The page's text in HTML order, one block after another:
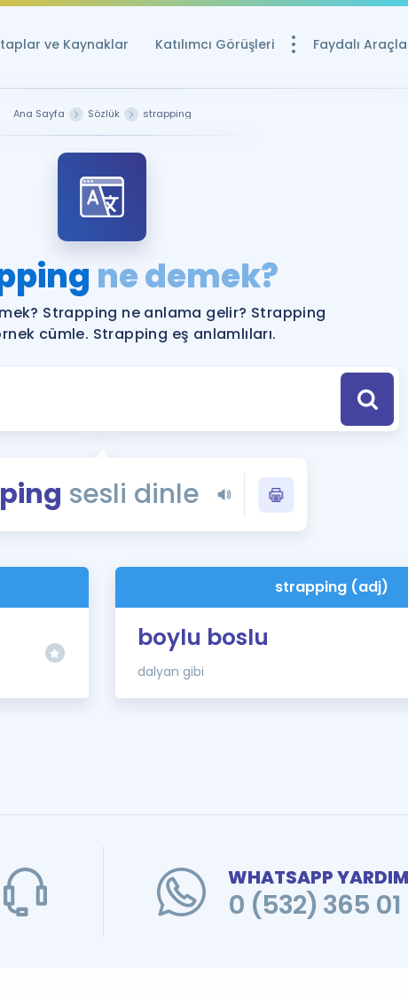
ve Kaynaklar Katılımcı Görüşleri Faydalı
YDS ve YÖKDİL Puan Hesaplama
YDS ve YÖKDİL'e Hazırlananlar için
Tüm ÖSYM Sınavları Tek Takvimde
YDS - YÖKDİL Tüm Sınavlarla İlgili
İngilizce Gramer
Remzi Hoca ile seni
Ana Sayfa Sözlük strapping
ne demek?
Strapping ne anlama gelir? Strapping
cümle. Strapping eş anlamlıları.
sesli dinle
strapping (adj)
boylu boslu
dalyan gibi
WHATSAPP YARDIM
0 (532) 365